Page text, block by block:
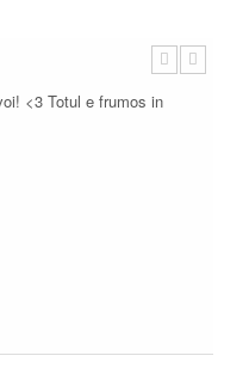
<3 Totul e frumos in